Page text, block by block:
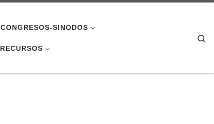
CONGRESOS-SINODOS
RECURSOS